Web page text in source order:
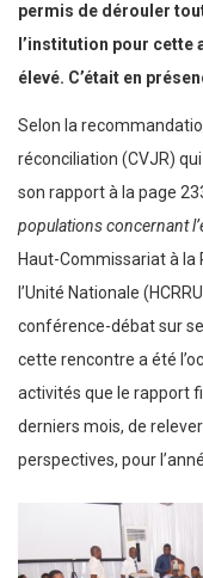
permis de dérouler
l’institution pour cette
élevé. C’était en
Selon la
réconciliation (CVJR)
son rapport à la page
populations concernant
Haut-Commissariat à
l’Unité Nationale
conférence-débat sur
cette rencontre a été
activités que le rapport
derniers mois, de
perspectives, pour